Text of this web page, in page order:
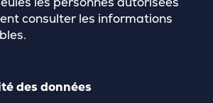
consulter les informations
des données